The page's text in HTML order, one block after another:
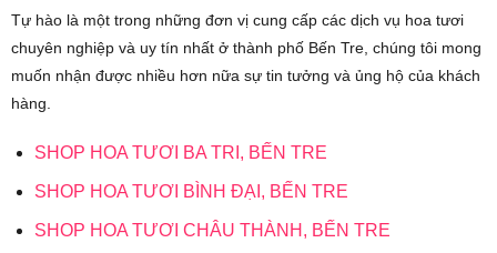
Tự hào là một trong những đơn vị cung cấp các dịch vụ hoa tươi
chuyên nghiệp và uy tín nhất ở thành phố Bến Tre, chúng tôi mong
muốn nhận được nhiều hơn nữa sự tin tưởng và ủng hộ của khách
hàng.
SHOP HOA TƯƠI BA TRI, BẾN TRE
SHOP HOA TƯƠI BÌNH ĐẠI, BẾN TRE
SHOP HOA TƯƠI CHÂU THÀNH, BẾN TRE